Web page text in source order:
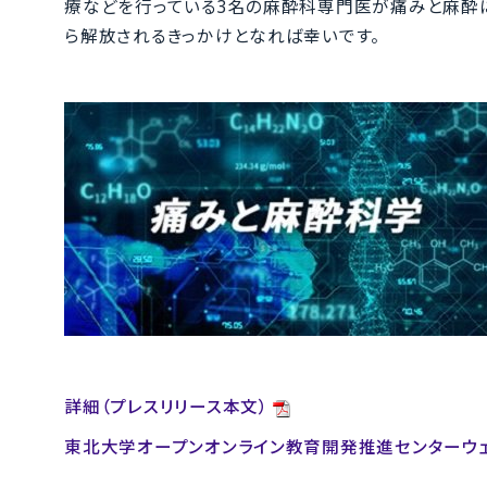
療などを行っている3名の麻酔科専門医が痛みと麻酔
ら解放されるきっかけとなれば幸いです。
詳細（プレスリリース本文）
東北大学オープンオンライン教育開発推進センターウ